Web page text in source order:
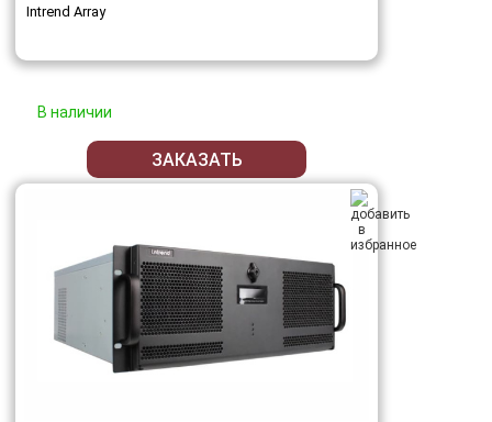
Intrend Array
В наличии
ЗАКАЗАТЬ